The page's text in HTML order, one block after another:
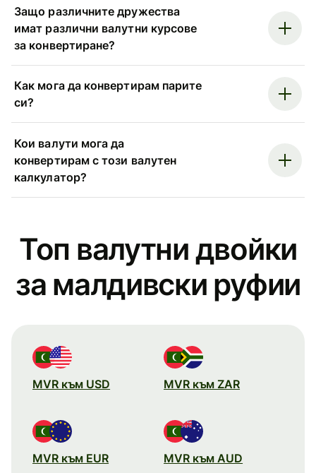
Защо различните дружества
имат различни валутни курсове
за конвертиране?
Как мога да конвертирам парите
си?
Кои валути мога да
конвертирам с този валутен
калкулатор?
Топ валутни двойки
за малдивски руфии
MVR към USD MVR към ZAR
MVR към EUR MVR към AUD